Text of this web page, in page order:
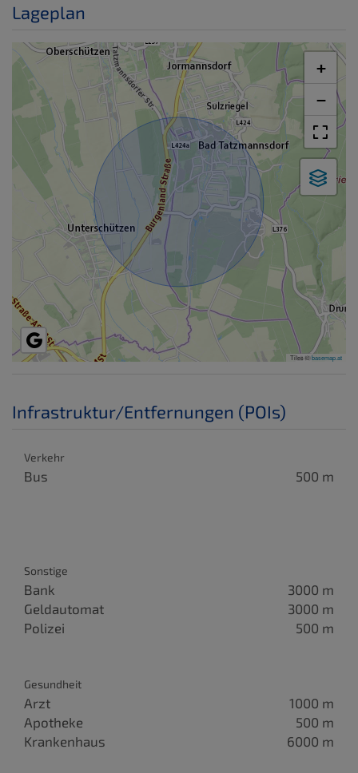
Lageplan
+
−
Tiles ©basemap.at
Infrastruktur/Entfernungen (POIs)
Verkehr
Bus 500 m
Sonstige
Bank
3000 m
Geldautomat
3000 m
Polizei
500 m
Gesundheit
Arzt
1000 m
Apotheke
500 m
Krankenhaus
6000 m